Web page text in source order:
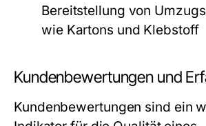
Bereitstellung von
wie Kartons und Klebstoff
Kundenbewertungen und
Kundenbewertungen sind ein